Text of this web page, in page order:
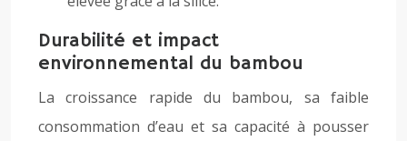
Durabilité et impact
environnemental du bambou
La croissance rapide du bambou, sa faible
consommation d’eau et sa capacité à pousser